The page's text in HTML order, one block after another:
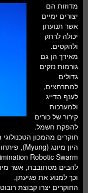
פיזיקה
חברה
חלל ומדעי כדור
עתידנות
סקירות ספרים
טעימות מדע
מדוזות הם
יצורים ימיים
אשר תנועתן
יכולה לרתק
ולהקסים.
מאידך הן גם
גורמות נזקים
גדולים
למתרחצים,
לענף הדייג
ולמערכות
קירור של כורים
להפקת חשמל.
חוקרים מהמכון
להבים מסתובבת, אשר
וכך למנוע את פגיעתן.
החוקרים יצרו קבוצת